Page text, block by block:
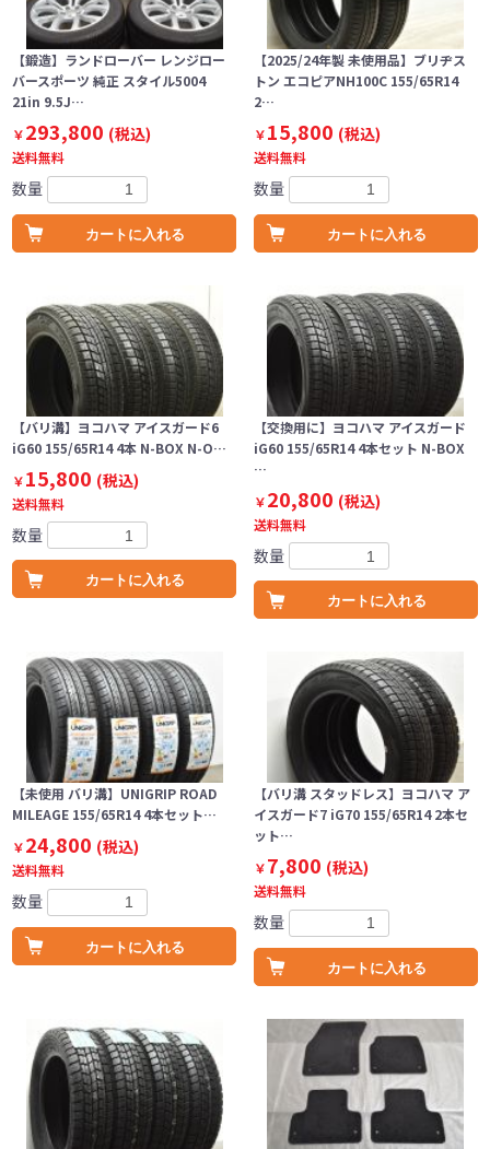
【鍛造】ランドローバー レンジロー
バースポーツ 純正 スタイル5004
21in 9.5J…
￥293,800 (税込)
送料無料
数量
カートに入れる
【2025/24年製 未使用品】ブリヂス
トン エコピアNH100C 155/65R14
2…
￥15,800 (税込)
送料無料
数量
カートに入れる
【バリ溝】ヨコハマ アイスガード6
iG60 155/65R14 4本 N-BOX N-O…
￥15,800 (税込)
送料無料
数量
カートに入れる
【交換用に】ヨコハマ アイスガード
iG60 155/65R14 4本セット N-BOX
…
￥20,800 (税込)
送料無料
数量
カートに入れる
【未使用 バリ溝】UNIGRIP ROAD
MILEAGE 155/65R14 4本セット…
￥24,800 (税込)
送料無料
数量
カートに入れる
【バリ溝 スタッドレス】ヨコハマ ア
イスガード7 iG70 155/65R14 2本セ
ット…
￥7,800 (税込)
送料無料
数量
カートに入れる